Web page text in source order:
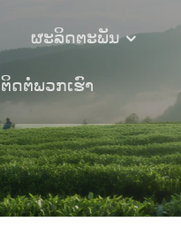
ຜະລິດຕະພັນ
ຕິດຕໍ່ພວກເຮົາ